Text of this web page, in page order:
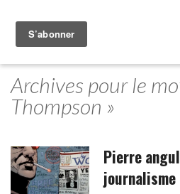
Archives pour le
Thompson »
Pierre
journalisme